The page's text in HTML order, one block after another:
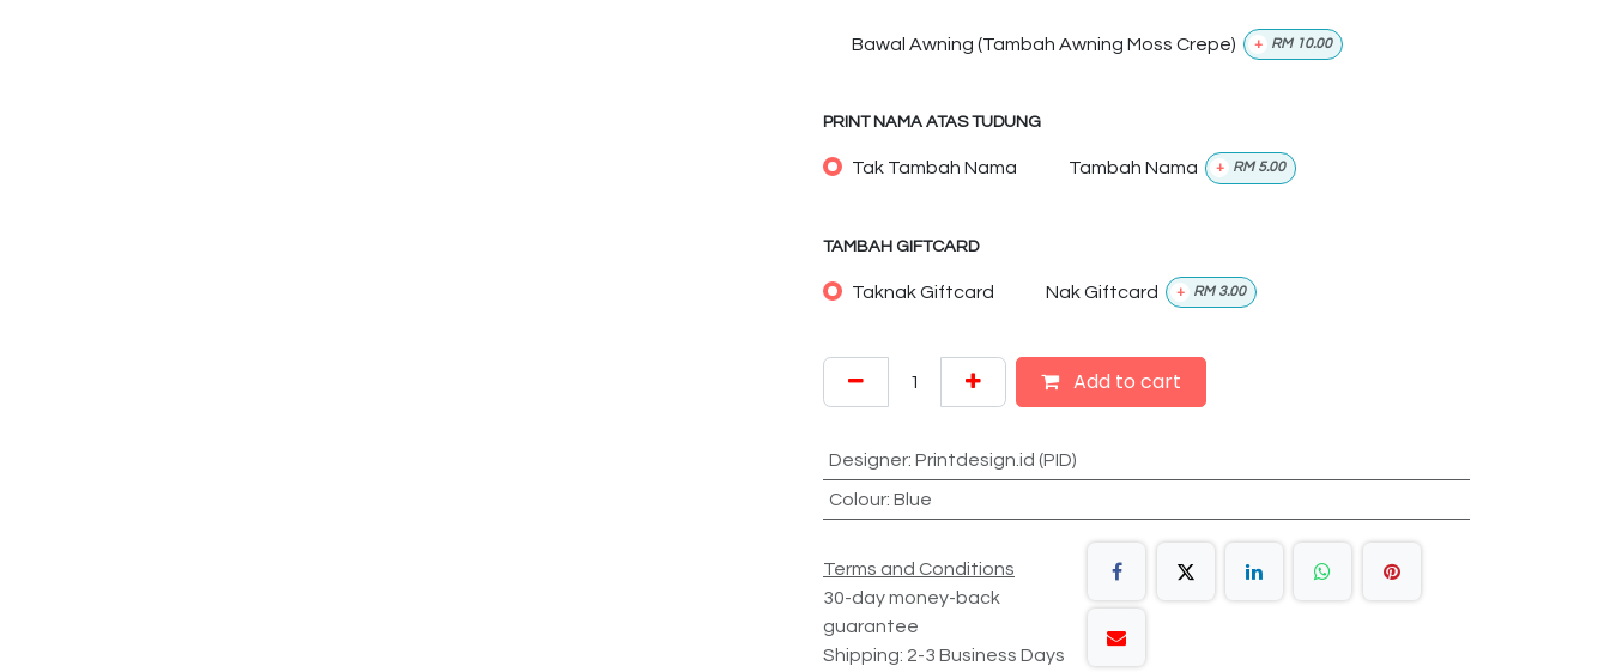
Bawal Awning (Tambah Awning Moss Crepe) + RM 10.00
PRINT NAMA ATAS TUDUNG
Tak Tambah Nama Tambah Nama + RM 5.00
TAMBAH GIFTCARD
Taknak Giftcard Nak Giftcard + RM 3.00
Add to cart
Designer: Printdesign.id (PID)
Colour: Blue
Terms and Conditions
30-day money-back
guarantee
Shipping: 2-3 Business Days